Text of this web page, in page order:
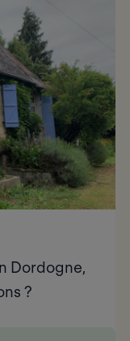
Dordogne,
?